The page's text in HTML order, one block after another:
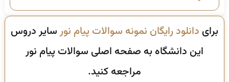
برای دانلود رایگان نمونه سوالات پیام نورسایر دروس
این دانشگاه به صفحه اصلی سوالات پیام نور
مراجعه کنید.